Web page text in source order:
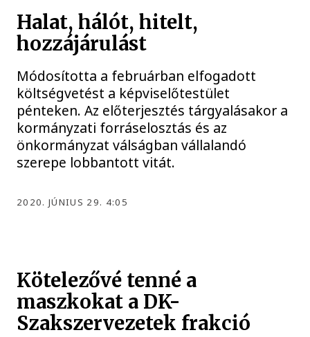
Halat, hálót, hitelt,
hozzájárulást
Módosította a februárban elfogadott
költségvetést a képviselőtestület
pénteken. Az előterjesztés tárgyalásakor a
kormányzati forráselosztás és az
önkormányzat válságban vállalandó
szerepe lobbantott vitát.
2020. JÚNIUS 29. 4:05
Kötelezővé tenné a
maszkokat a DK-
Szakszervezetek frakció